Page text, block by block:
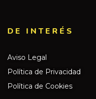
DE INTERÉS​
Aviso Legal
Política de Privacidad
Política de Cookies